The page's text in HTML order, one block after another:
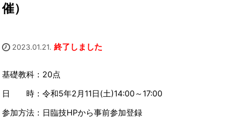
催）
2023.01.21. 終了しました
基礎教科： 20点
日 時：令和5年2月11日(土)14:00 ～ 17:00
参加方法：日臨技HPから事前参加登録